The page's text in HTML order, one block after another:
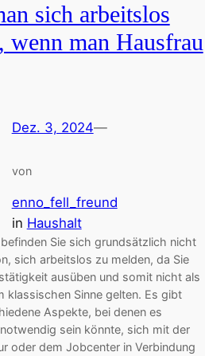
sich arbeitslos
wenn man Hausfrau
Dez. 3, 2024—
von
enno_fell_freund
in Haushalt
Sie sich grundsätzlich nicht
sich arbeitslos zu melden, da Sie
ausüben und somit nicht als
klassischen Sinne gelten. Es gibt
Aspekte, bei denen es
sein könnte, sich mit der
oder dem Jobcenter in Verbindung